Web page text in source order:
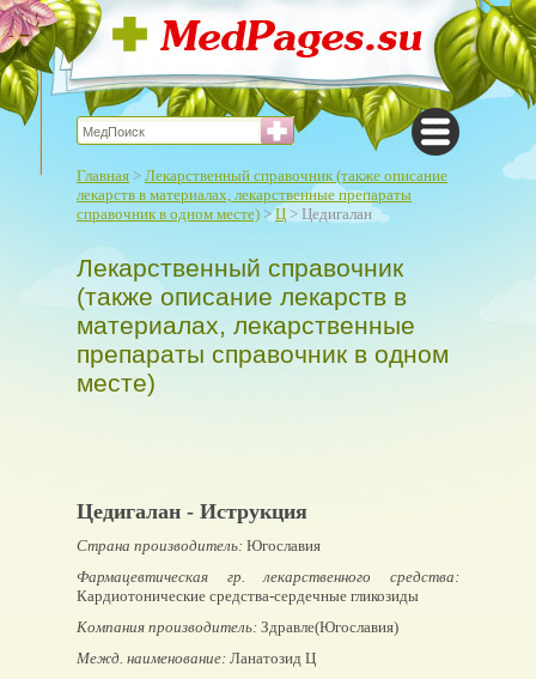
Главная > Лекарственный справочник (также описание
лекарств в материалах, лекарственные препараты
справочник в одном месте) >Ц > Цедигалан
Лекарственный справочник
(также описание лекарств в
материалах, лекарственные
препараты справочник в одном
месте)
Цедигалан - Иструкция
Страна производитель: Югославия
Фармацевтическая гр. лекарственного средства:
Кардиотонические средства-сердечные гликозиды
Компания производитель: Здравле(Югославия)
Межд. наименование: Ланатозид Ц